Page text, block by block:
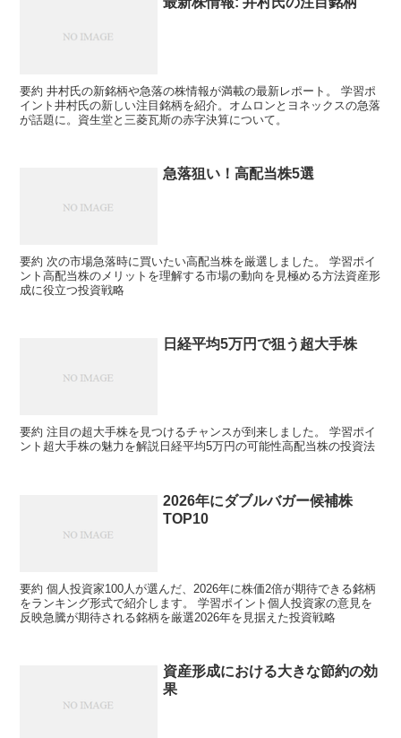
要約 井村氏の新銘柄や急落の株情報が満載の最新レポート。 学習ポ
イント井村氏の新しい注目銘柄を紹介。オムロンとヨネックスの急落
が話題に。資生堂と三菱瓦斯の赤字決算について。
急落狙い！高配当株5選
要約 次の市場急落時に買いたい高配当株を厳選しました。 学習ポイ
ント高配当株のメリットを理解する市場の動向を見極める方法資産形
成に役立つ投資戦略
日経平均5万円で狙う超大手株
要約 注目の超大手株を見つけるチャンスが到来しました。 学習ポイ
ント超大手株の魅力を解説日経平均5万円の可能性高配当株の投資法
2026年にダブルバガー候補株
TOP10
要約 個人投資家100人が選んだ、2026年に株価2倍が期待できる銘柄
をランキング形式で紹介します。 学習ポイント個人投資家の意見を
反映急騰が期待される銘柄を厳選2026年を見据えた投資戦略
資産形成における大きな節約の効
果